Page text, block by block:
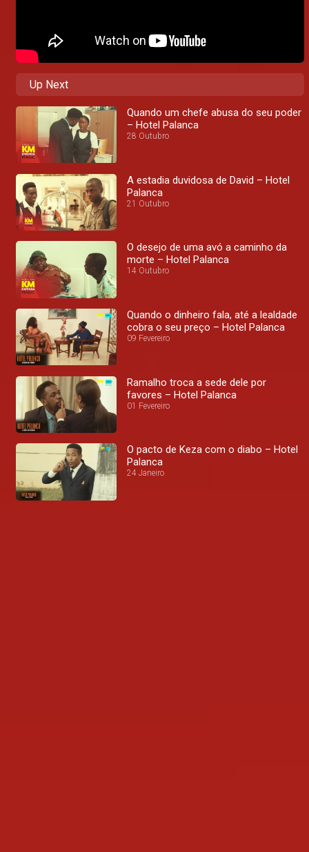
Up Next
Quando um chefe abusa do seu poder
– Hotel Palanca
28 Outubro
A estadia duvidosa de David – Hotel
Palanca
21 Outubro
O desejo de uma avó a caminho da
morte – Hotel Palanca
14 Outubro
Quando o dinheiro fala, até a lealdade
cobra o seu preço – Hotel Palanca
09 Fevereiro
Ramalho troca a sede dele por
favores – Hotel Palanca
01 Fevereiro
O pacto de Keza com o diabo – Hotel
Palanca
24 Janeiro